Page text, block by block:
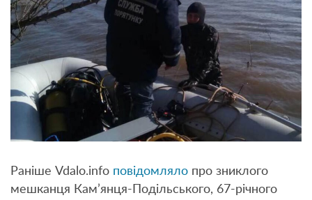
Раніше Vdalo.info повідомляло про зниклого
мешканця Кам’янця-Подільського, 67-річного